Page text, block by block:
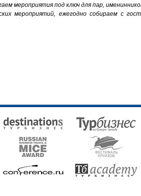
мероприятия под ключ для пар,
мероприятий, ежегодно собираем с